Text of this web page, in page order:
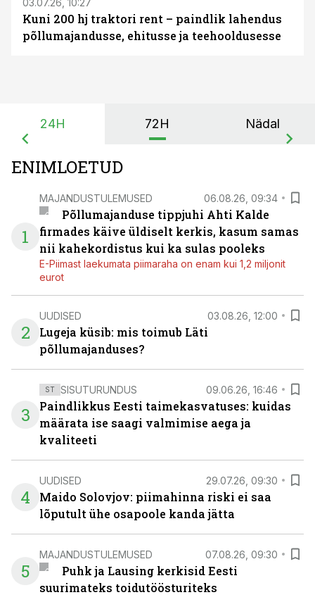
03.07.26, 10:27
Kuni 200 hj traktori rent – paindlik lahendus
põllumajandusse, ehitusse ja teehooldusesse
24H 72H Nädal
ENIMLOETUD
1
MAJANDUSTULEMUSED 06.08.26, 09:34
Põllumajanduse tippjuhi Ahti Kalde
firmades käive üldiselt kerkis, kasum samas
nii kahekordistus kui ka sulas pooleks
E-Piimast laekumata piimaraha on enam kui 1,2 miljonit
eurot
2
UUDISED 03.08.26, 12:00
Lugeja küsib: mis toimub Läti
põllumajanduses?
3
ST SISUTURUNDUS 09.06.26, 16:46
Paindlikkus Eesti taimekasvatuses: kuidas
määrata ise saagi valmimise aega ja
kvaliteeti
4
UUDISED 29.07.26, 09:30
Maido Solovjov: piimahinna riski ei saa
lõputult ühe osapoole kanda jätta
5
MAJANDUSTULEMUSED 07.08.26, 09:30
Puhk ja Lausing kerkisid Eesti
suurimateks toidutöösturiteks